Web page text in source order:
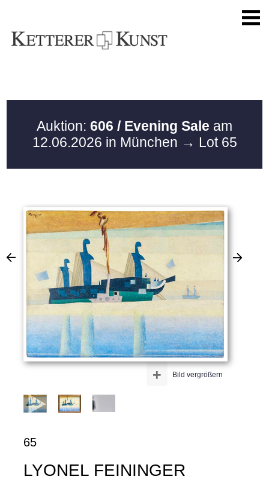
Auktion: 606 / Evening Sale am
12.06.2026 in München → Lot 65
Bild vergrößern
+
65
LYONEL FEININGER